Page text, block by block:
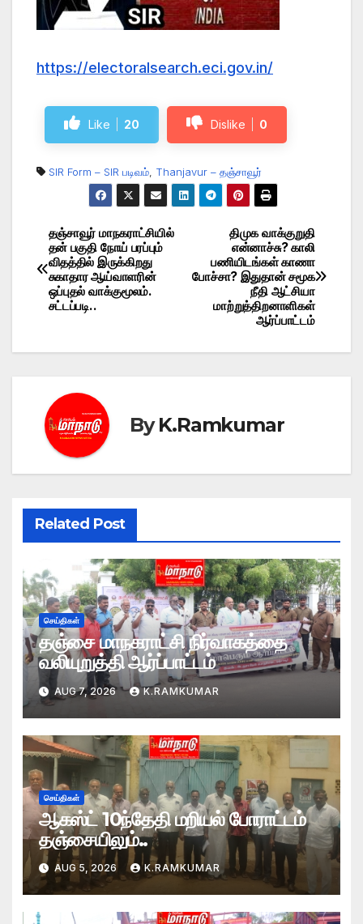
https://electoralsearch.eci.gov.in/
Like 20 Dislike 0
SIR Form – SIR படிவம் Thanjavur – தஞ்சாவூர்
Post
navigation
திமுக வாக்குறுதி
என்னாச்சு? காலி
பணியிடங்கள் காணா
போச்சா? இதுதான் சமூக
நீதி ஆட்சியா
மாற்றுத்திறனாளிகள்
ஆர்ப்பாட்டம்
தஞ்சாவூர் மாநகராட்சியில்
தன் பகுதி நோய் பரப்பும்
விதத்தில் இருக்கிறது
சுகாதார ஆய்வாளரின்
ஒப்புதல் வாக்குமூலம்.
சட்டப்படி..
ByK.Ramkumar
Related Post
செய்திகள்
தஞ்சை மாநகராட்சி நிர்வாகத்தை
வலியுறுத்தி ஆர்ப்பாட்டம்
AUG 7, 2026 K.RAMKUMAR
செய்திகள்
ஆகஸ்ட் 10ந்தேதி மறியல் போராட்டம்
தஞ்சையிலும்..
AUG 5, 2026 K.RAMKUMAR